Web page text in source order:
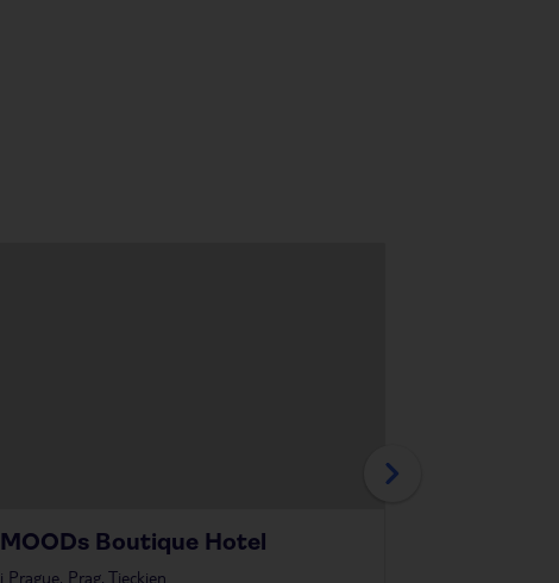
MOODs Boutique Hotel
i Prague, Prag, Tjeckien